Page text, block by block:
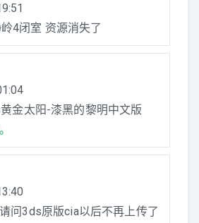
4闭室 资源消失了
金太阳-漆黑的黎明中文版
问3ds原版cia以后不再上传了